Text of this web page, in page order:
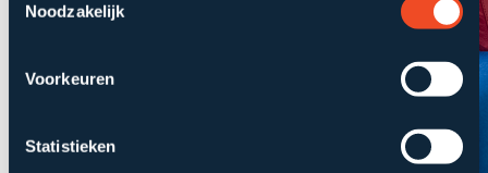
Noodzakelijk
Voorkeuren
Statistieken